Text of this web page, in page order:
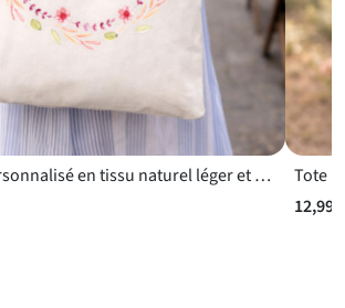
Tote bag EVJF personnalisé en tissu naturel léger et réutilisable
Tote
12,99 €